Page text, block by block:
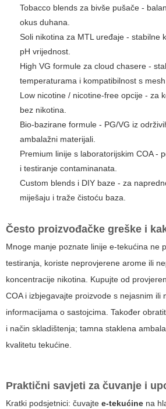
Tobacco blends za bivše pušače -
okus duhana.
Soli nikotina za MTL uređaje - stabilne
pH vrijednost.
High VG formule za cloud chasere -
temperaturama i kompatibilnost s mesh
Low nicotine / nicotine-free opcije - za
bez nikotina.
Bio-bazirane formule - PG/VG iz
ambalažni materijali.
Premium linije s laboratorijskim COA -
i testiranje contaminanata.
Custom blends i DIY baze - za
miješaju i traže čistoću baza.
Često proizvođačke greške i
Mnoge manje poznate linije e-tekućina ne
testiranja, koriste neprovjerene arome ili
koncentracije nikotina. Kupujte od
COA i izbjegavajte proizvode s nejasnim ili
informacijama o sastojcima. Također
i način skladištenja; tamna staklena
kvalitetu tekućine.
Praktični savjeti za čuvanje i
Kratki podsjetnici: čuvajte e-tekućine na